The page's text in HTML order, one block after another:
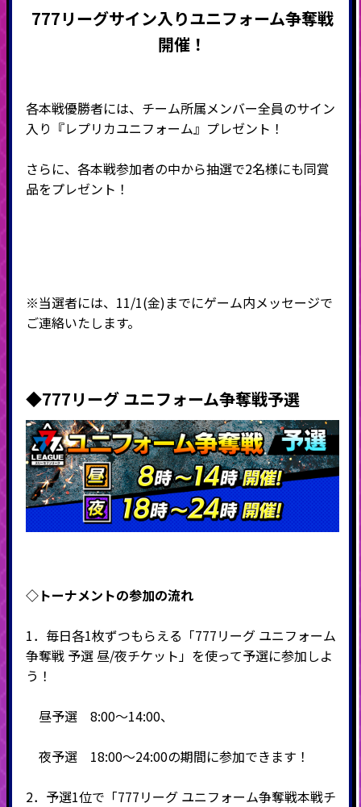
777リーグサイン入りユニフォーム争奪戦
開催！
各本戦優勝者には、チーム所属メンバー全員のサイン
入り『レプリカユニフォーム』プレゼント！
さらに、各本戦参加者の中から抽選で2名様にも同賞
品をプレゼント！
※当選者には、11/1(金)までにゲーム内メッセージで
ご連絡いたします。
◆777リーグ ユニフォーム争奪戦予選
◇トーナメントの参加の流れ
1．毎日各1枚ずつもらえる「777リーグ ユニフォーム
争奪戦 予選 昼/夜チケット」を使って予選に参加しよ
う！
昼予選 8:00～14:00、
夜予選 18:00～24:00の期間に参加できます！
2．予選1位で「777リーグ ユニフォーム争奪戦本戦チ